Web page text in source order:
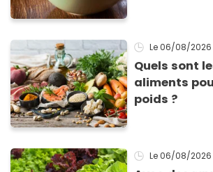
Le 06/08/2026
Quels sont
aliments
poids ?
Le 06/08/2026